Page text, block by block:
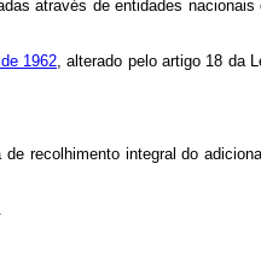
através de entidades nacionais
1962, alterado pelo artigo 18 da
recolhimento integral do